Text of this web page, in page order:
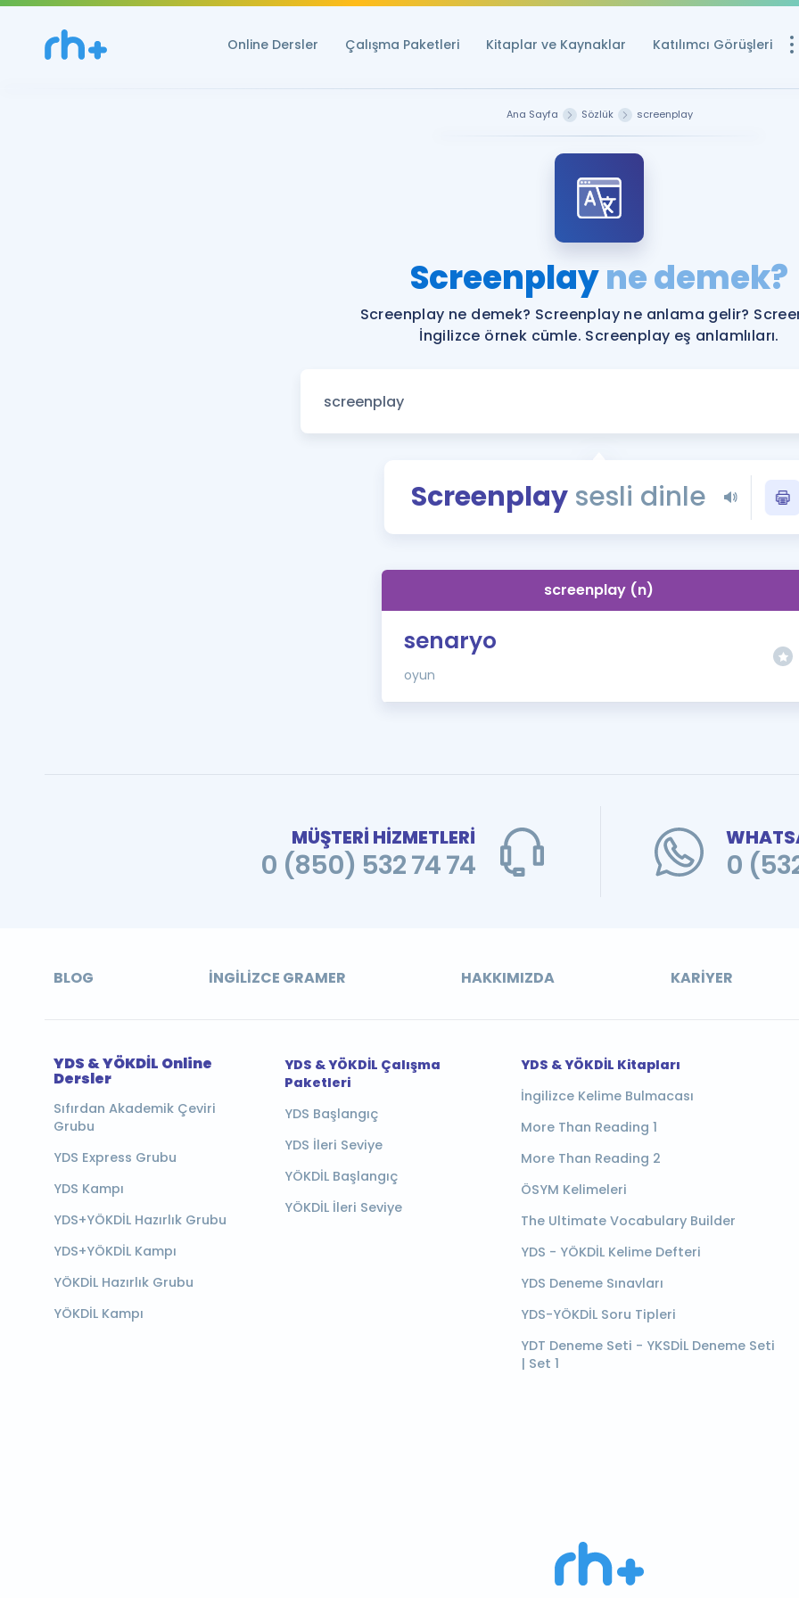
Online Dersler Çalışma Paketleri Kitaplar ve Kaynaklar Katılımcı Görüşleri
Ücretsiz
YDS ve YÖKDİL
YDS ve YÖKDİL'e
Tüm ÖSYM
YDS - YÖKDİL
İngilizce
Ana Sayfa Sözlük screenplay
Screenplayne demek?
Screenplay ne demek? Screenplay ne anlama gelir?
İngilizce örnek cümle. Screenplay eş anlamlıları.
Screenplaysesli dinle
screenplay (n)
senaryo
oyun
MÜŞTERİ HİZMETLERİ
0 (850) 532 74 74 0
BLOG İNGILIZCE GRAMER HAKKIMIZDA KARIYER
YDS & YÖKDİL Online
Dersler
Sıfırdan Akademik Çeviri
Grubu
YDS Express Grubu
YDS Kampı
YDS+YÖKDİL Hazırlık Grubu
YDS+YÖKDİL Kampı
YÖKDİL Hazırlık Grubu
YÖKDİL Kampı
YDS & YÖKDİL Çalışma
Paketleri
YDS Başlangıç
YDS İleri Seviye
YÖKDİL Başlangıç
YÖKDİL İleri Seviye
YDS & YÖKDİL Kitapları
İngilizce Kelime Bulmacası
More Than Reading 1
More Than Reading 2
ÖSYM Kelimeleri
The Ultimate Vocabulary Builder
YDS - YÖKDİL Kelime Defteri
YDS Deneme Sınavları
YDS-YÖKDİL Soru Tipleri
YDT Deneme Seti - YKSDİL Deneme Seti
| Set 1